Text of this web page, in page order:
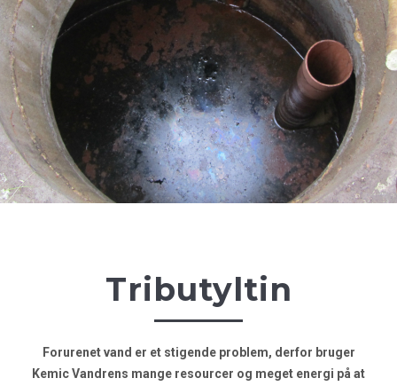
Tributyltin
Forurenet vand er et stigende problem, derfor bruger
Kemic Vandrens mange resourcer og meget energi på at